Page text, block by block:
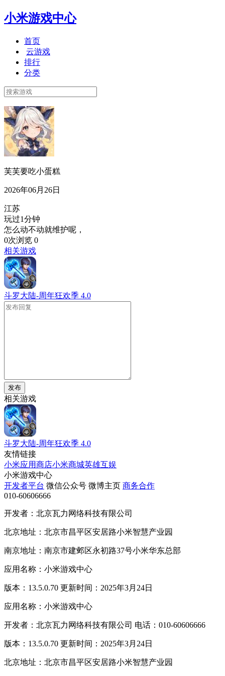
小米游戏中心
首页
云游戏
排行
分类
芙芙要吃小蛋糕
2026年06月26日
江苏
玩过1分钟
怎么动不动就维护呢，
0次浏览 0
相关游戏
斗罗大陆-周年狂欢季 4.0
发布
相关游戏
斗罗大陆-周年狂欢季 4.0
友情链接
小米应用商店小米商城英雄互娱
小米游戏中心
开发者平台 微信公众号 微博主页 商务合作
010-60606666
开发者：北京瓦力网络科技有限公司
北京地址：北京市昌平区安居路小米智慧产业园
南京地址：南京市建邺区永初路37号小米华东总部
应用名称：小米游戏中心
版本：13.5.0.70 更新时间：2025年3月24日
应用名称：小米游戏中心
开发者：北京瓦力网络科技有限公司 电话：010-60606666
版本：13.5.0.70 更新时间：2025年3月24日
北京地址：北京市昌平区安居路小米智慧产业园